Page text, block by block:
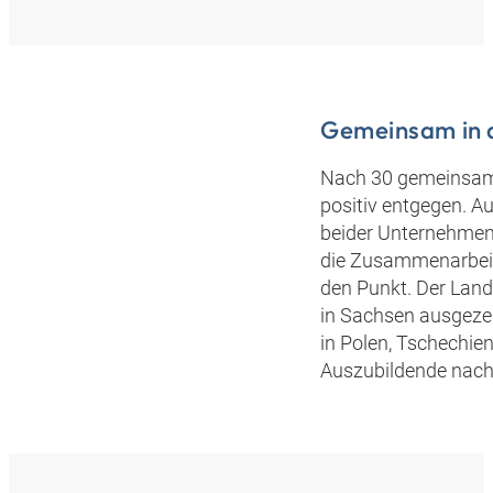
Gemeinsam in
Nach 30
positiv entgegen.
beider
die
den Punkt. Der
in Sachsen
in Polen,
Auszubildende